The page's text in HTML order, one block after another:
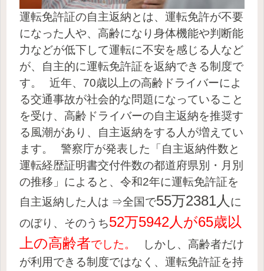
運転免許証の自主返納とは、運転免許が不要
になった人や、高齢になり身体機能や判断能
力などが低下して運転に不安を感じる人など
が、自主的に運転免許証を返納できる制度で
す。
近年、70歳以上の高齢ドライバーによ
る交通事故が社会的な問題になっていること
を受け、高齢ドライバーの自主返納を推奨す
る風潮があり、自主返納をする人が増えてい
ます。
警察庁が発表した「自主返納件数と
運転経歴証明書交付件数の都道府県別・月別
の推移」によると、令和2年に運転免許証を
自主返納した人は ⇒全国で55万2381人 に
のぼり、そのうち52万5942人が65歳以
上の高齢者でした。
しかし、高齢者だけ
が利用できる制度ではなく、運転免許証を持